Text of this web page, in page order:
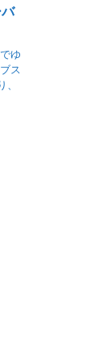
ゆ
ス